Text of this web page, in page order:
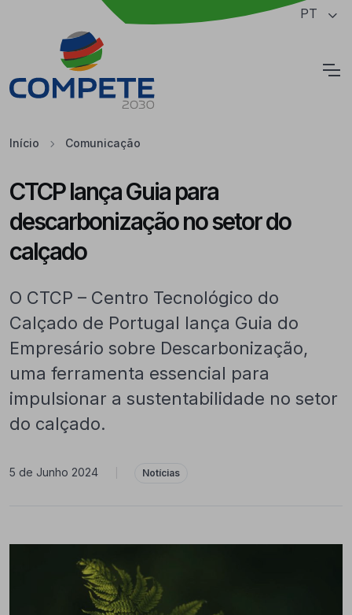
Saltar para o conteúdo principal da página PT
Início Comunicação
CTCP lança Guia para
descarbonização no setor do
calçado
O CTCP – Centro Tecnológico do
Calçado de Portugal lança Guia do
Empresário sobre Descarbonização,
uma ferramenta essencial para
impulsionar a sustentabilidade no setor
do calçado.
5 de Junho 2024 Notícias